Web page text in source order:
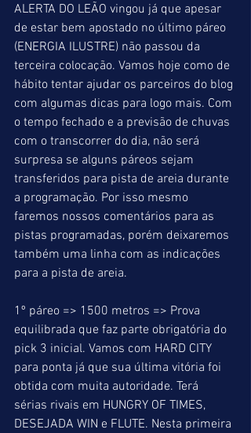
ALERTA DO LEÃO vingou já que apesar
de estar bem apostado no último páreo
(ENERGIA ILUSTRE) não passou da
terceira colocação. Vamos hoje como de
hábito tentar ajudar os parceiros do blog
com algumas dicas para logo mais. Com
o tempo fechado e a previsão de chuvas
com o transcorrer do dia, não será
surpresa se alguns páreos sejam
transferidos para pista de areia durante
a programação. Por isso mesmo
faremos nossos comentários para as
pistas programadas, porém deixaremos
também uma linha com as indicações
para a pista de areia.
1º páreo => 1500 metros => Prova
equilibrada que faz parte obrigatória do
pick 3 inicial. Vamos com HARD CITY
para ponta já que sua última vitória foi
obtida com muita autoridade. Terá
sérias rivais em HUNGRY OF TIMES,
DESEJADA WIN e FLUTE. Nesta primeira